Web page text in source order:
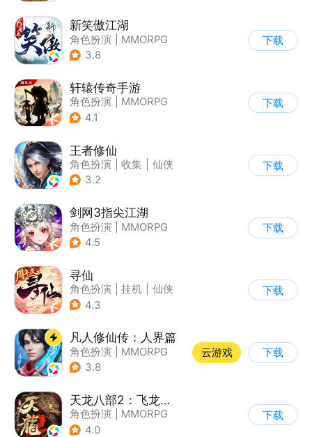
新笑傲江湖
角色扮演
MMORPG
| 小说改编
3.8
下载
轩辕传奇手游
角色扮演
MMORPG
| 神话
4.1
下载
王者修仙
角色扮演 收集
仙侠
| 卡通
3.2
下载
剑网3指尖江湖
角色扮演
MMORPG
| 武侠
4.5
下载
寻仙
角色扮演 挂机
仙侠
| 寻仙
4.3
下载
凡人修仙传：人界篇
角色扮演
MMORPG
| 仙侠
3.8
云游戏 下载
天龙八部2：飞龙战天
角色扮演
MMORPG
| 武侠
4.0
下载